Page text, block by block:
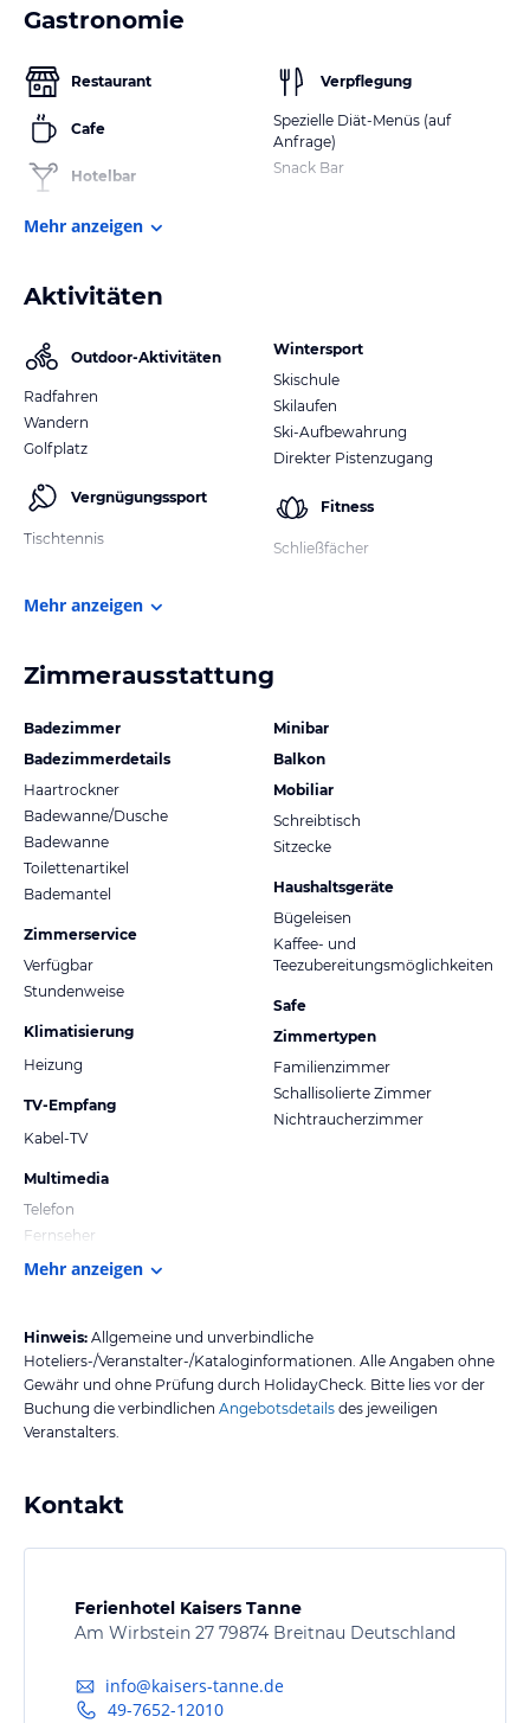
Gastronomie
Restaurant
Cafe
Hotelbar
Verpflegung
Spezielle Diät-Menüs (auf
Anfrage)
Snack Bar
Mehr anzeigen
Aktivitäten
Outdoor-Aktivitäten
Radfahren
Wandern
Golfplatz
Vergnügungssport
Tischtennis
Wintersport
Skischule
Skilaufen
Ski-Aufbewahrung
Direkter Pistenzugang
Fitness
Schließfächer
Mehr anzeigen
Zimmerausstattung
Badezimmer
Badezimmerdetails
Haartrockner
Badewanne/Dusche
Badewanne
Toilettenartikel
Bademantel
Zimmerservice
Verfügbar
Stundenweise
Klimatisierung
Heizung
TV-Empfang
Kabel-TV
Multimedia
Telefon
Fernseher
Minibar
Balkon
Mobiliar
Schreibtisch
Sitzecke
Haushaltsgeräte
Bügeleisen
Kaffee- und
Teezubereitungsmöglichkeiten
Safe
Zimmertypen
Familienzimmer
Schallisolierte Zimmer
Nichtraucherzimmer
Mehr anzeigen
Hinweis: Allgemeine und unverbindliche
Hoteliers-/Veranstalter-/Kataloginformationen. Alle Angaben ohne
Gewähr und ohne Prüfung durch HolidayCheck. Bitte lies vor der
Buchung die verbindlichen Angebotsdetails des jeweiligen
Veranstalters.
Kontakt
Ferienhotel Kaisers Tanne
Am Wirbstein 27 79874 Breitnau Deutschland
info@kaisers-tanne.de
49-7652-12010